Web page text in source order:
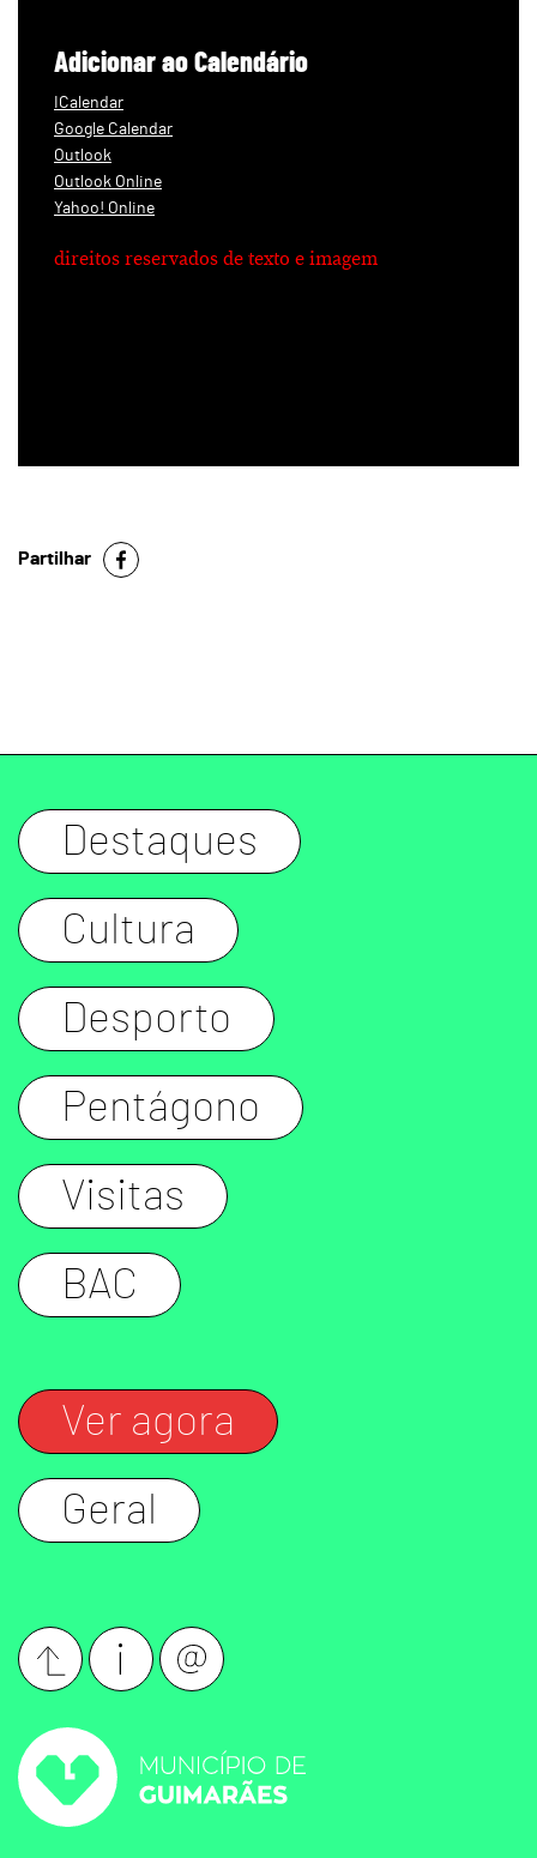
Adicionar ao Calendário
ICalendar
Google Calendar
Outlook
Outlook Online
Yahoo! Online
direitos reservados de texto e imagem
Partilhar
Destaques
Cultura
Desporto
Pentágono
Visitas
BAC
Ver agora
Geral